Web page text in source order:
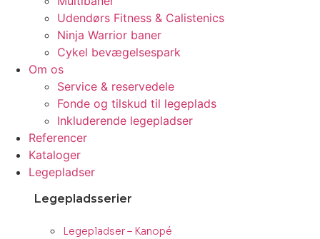
Udendørs Fitness & Calistenics
Ninja Warrior baner
Cykel bevægelsespark
Om os
Service & reservedele
Fonde og tilskud til legeplads
Inkluderende legepladser
Referencer
Kataloger
Legepladser
Legepladsserier
Legepladser – Kanopé